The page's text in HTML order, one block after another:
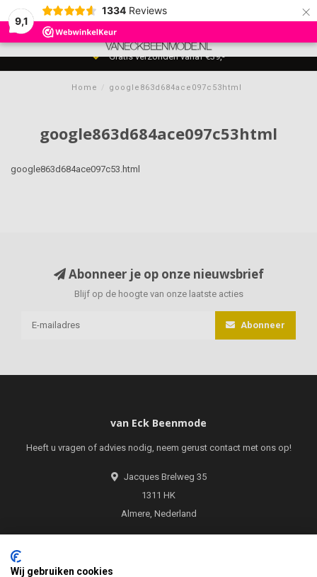
9,1
1334 Reviews ×
MENU
0
Gratis verzonden vanaf €39,-
Home / google863d684ace097c53html
google863d684ace097c53html
google863d684ace097c53.html
Abonneer je op onze nieuwsbrief
Blijf op de hoogte van onze laatste acties
Abonneer
van Eck Beenmode
Heeft u vragen of advies nodig, neem gerust contact met ons op!
Jacques Brelweg 35
1311 HK
Almere, Nederland
Wij gebruiken cookies